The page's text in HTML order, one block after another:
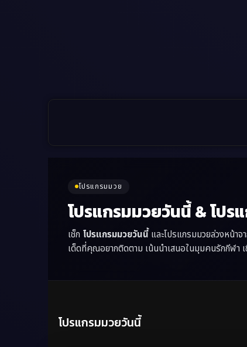
โปรแกรมมวย
โปรแกรมมวยวันนี้ & โปร
เช็ก โปรแกรมมวยวันนี้และโปรแกรมมวยล่วงหน้าจ
เด็ดที่คุณอยากติดตาม เน้นนำเสนอในมุมคนรักกีฬา
โปรแกรมมวยวันนี้